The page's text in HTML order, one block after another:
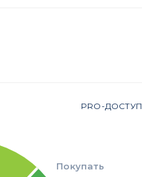
PRO-ДОСТУП
Покупать